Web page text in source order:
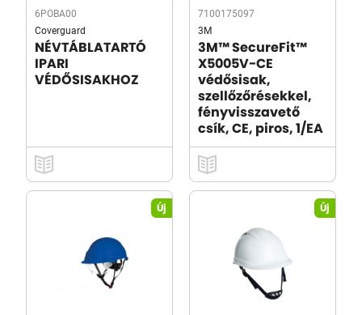
6POBA00
Coverguard
NÉVTÁBLATARTÓ
IPARI
VÉDŐSISAKHOZ
7100175097
3M
3M™ SecureFit™
X5005V-CE
védősisak,
szellőzőrésekkel,
fényvisszavető
csík, CE, piros, 1/EA
Új Új